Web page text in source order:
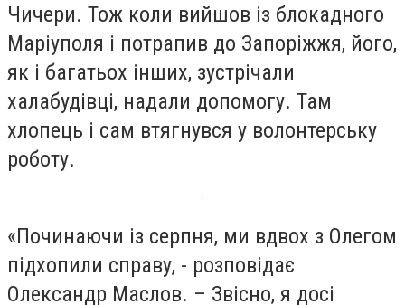
Чичери. Тож коли вийшов із блокадного
Маріуполя і потрапив до Запоріжжя, його,
як і багатьох інших, зустрічали
халабудівці, надали допомогу. Там
хлопець і сам втягнувся у волонтерську
роботу.
«Починаючи із серпня, ми вдвох з Олегом
підхопили справу, - розповідає
Олександр Маслов. – Звісно, я досі